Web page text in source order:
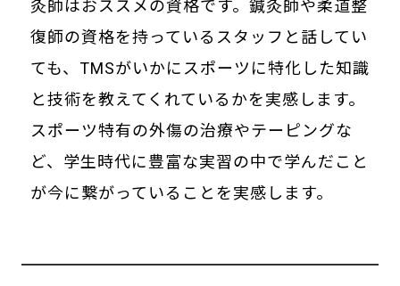
灸師はおススメの資格です。鍼灸師や柔道整
復師の資格を持っているスタッフと話してい
ても、TMSがいかにスポーツに特化した知識
と技術を教えてくれているかを実感します。
スポーツ特有の外傷の治療やテーピングな
ど、学生時代に豊富な実習の中で学んだこと
が今に繋がっていることを実感します。